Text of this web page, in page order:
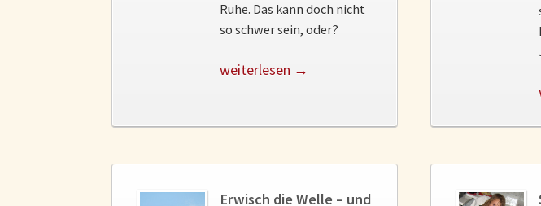
Ruhe. Das kann doch nicht
so schwer sein, oder?
weiterlesen →
Erwisch die Welle – und